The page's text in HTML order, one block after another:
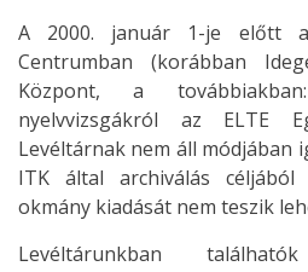
A 2000. január 1-je előtt
Centrumban (korábban
Központ, a
nyelvvizsgákról az ELTE
Levéltárnak nem áll módjában
ITK által archiválás
okmány kiadását nem teszik
Levéltárunkban